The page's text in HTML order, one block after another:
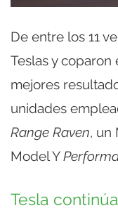
De entre los 11
Teslas y
mejores
unidades
Range Raven, un
Model Y
Tesla